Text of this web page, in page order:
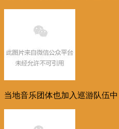
当地音乐团体也加入巡游队伍中